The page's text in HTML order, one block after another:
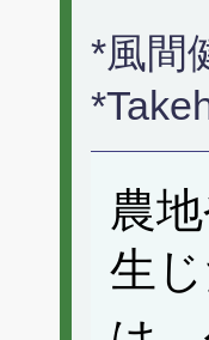
*風間
農
生